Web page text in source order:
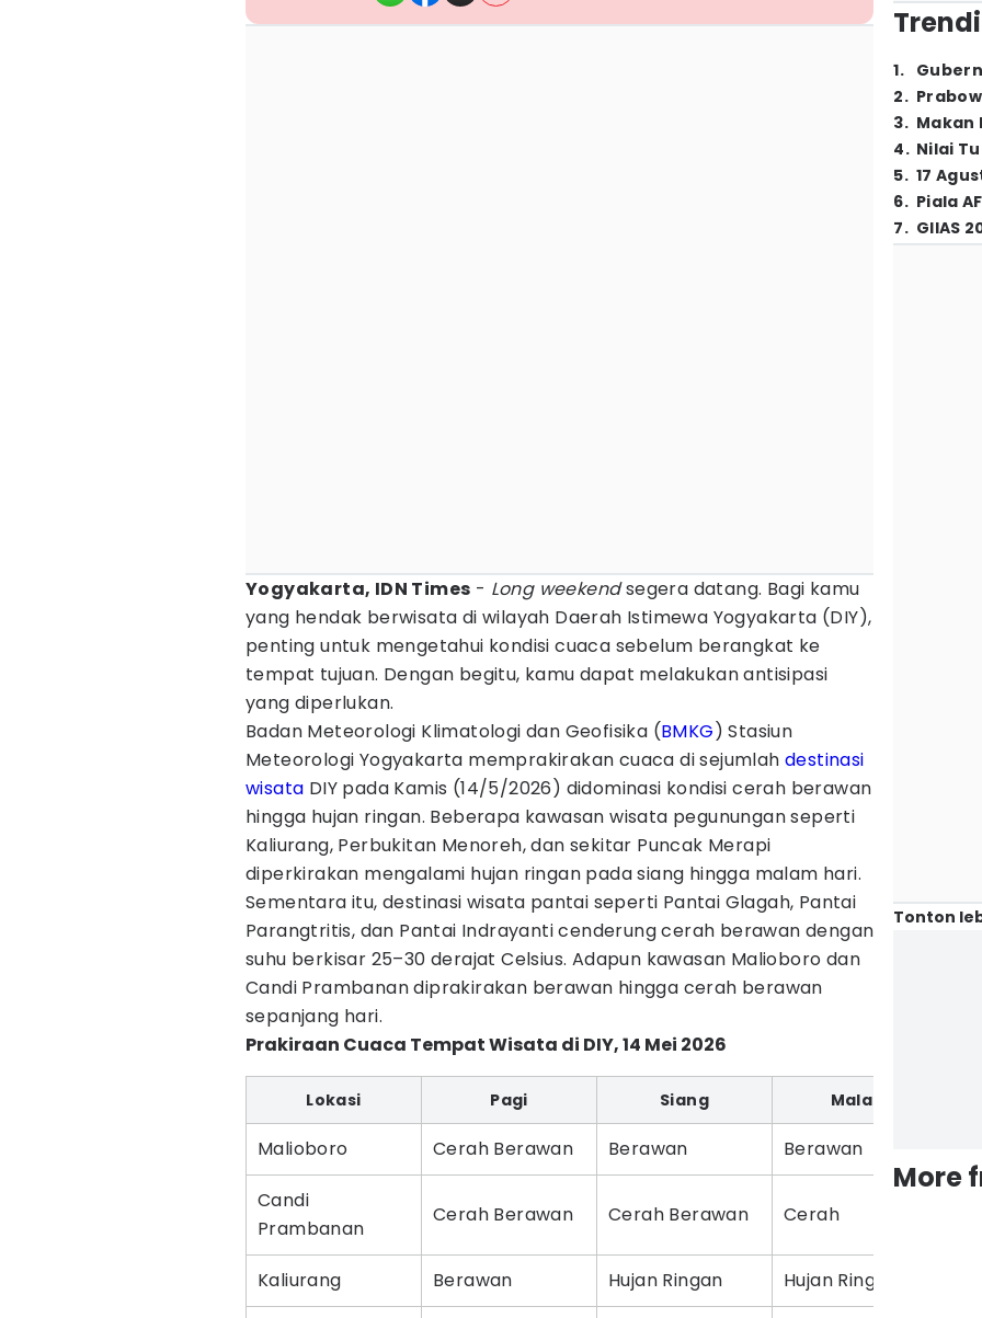
Yogyakarta, IDN Times - Long weekendsegera datang. Bagi kamu
yang hendak berwisata di wilayah Daerah Istimewa Yogyakarta (DIY),
penting untuk mengetahui kondisi cuaca sebelum berangkat ke
tempat tujuan. Dengan begitu, kamu dapat melakukan antisipasi
yang diperlukan.
Badan Meteorologi Klimatologi dan Geofisika (BMKG) Stasiun
Meteorologi Yogyakarta memprakirakan cuaca di sejumlah destinasi
wisata DIY pada Kamis (14/5/2026) didominasi kondisi cerah berawan
hingga hujan ringan. Beberapa kawasan wisata pegunungan seperti
Kaliurang, Perbukitan Menoreh, dan sekitar Puncak Merapi
diperkirakan mengalami hujan ringan pada siang hingga malam hari.
Sementara itu, destinasi wisata pantai seperti Pantai Glagah, Pantai
Parangtritis, dan Pantai Indrayanti cenderung cerah berawan dengan
suhu berkisar 25–30 derajat Celsius. Adapun kawasan Malioboro dan
Candi Prambanan diprakirakan berawan hingga cerah berawan
sepanjang hari.
Prakiraan Cuaca Tempat Wisata di DIY, 14 Mei 2026
Lokasi Pagi Siang Malam
Malioboro Cerah Berawan Berawan Berawan
Candi
Prambanan
Cerah Berawan Cerah Berawan Cerah
Kaliurang Berawan Hujan Ringan Hujan Ringan
1.
2.
3. Makan
4. Nilai
5. 17
6. Piala
7. GIIAS
Tonton
More